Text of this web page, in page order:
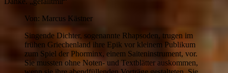
Von: Marcus Kästner
Singende Dichter, sogenannte Rhapsoden, trugen im
frühen Griechenland ihre Epik vor kleinem Publikum
zum Spiel der Phorminx, einem Saiteninstrument, vor.
Sie mussten ohne Noten- und Textblätter auskommen,